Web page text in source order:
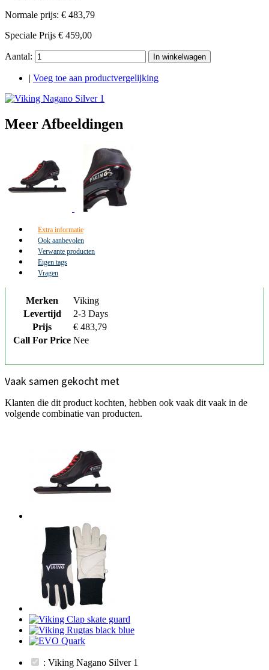
Normale prijs: € 483,79
Speciale Prijs € 459,00
Aantal: In winkelwagen
| Voeg toe aan productvergelijking
Meer Afbeeldingen
Extra informatie
Ook aanbevolen
Verwante producten
Eigen tags
Vragen
Merken
Viking
Levertijd
2-3 Days
Prijs
€ 483,79
Call For Price Nee
Vaak samen gekocht met
Klanten die dit product kochten, hebben ook vaak dit vaak in de
volgende combinatie van producten.
: Viking Nagano Silver 1